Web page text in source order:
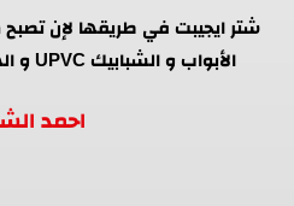
شتر ايجيبت في طريقها لإن
الأبواب و الشبابيك UPVC و الهاندريل بنظام SIAG 707
احمد